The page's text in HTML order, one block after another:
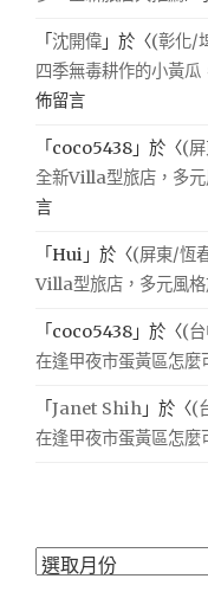
「沈開偉 」於〈(彰化/
四季無毒耕作的小黃
佈留言
「 coco5438 」於〈(
全新Villa型旅店，多
言
「Hui 」於〈(屏東/恆
Villa型旅店，多元風
「 coco5438 」於〈(
在逢甲夜市蛋黃區怎麼
「Janet Shih 」於〈(
在逢甲夜市蛋黃區怎麼
彙